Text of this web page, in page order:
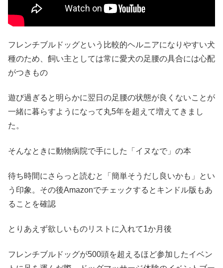
フレンチブルドッグという比較的ヘルニアになりやすい犬
種のため、飼い主としては常に愛犬の足腰の具合には心配
がつきもの
遊び過ぎると明らかに翌日の足腰の状態が良くないことが
一緒に暮らすようになって丸5年を超えて増えてきまし
た。
そんなときに動物病院で手にした「イヌなで」の本
待ち時間にさらっと読むと「簡単そうだし良いかも」とい
う印象。その後Amazonでチェックするとキンドル版もあ
ることを確認
とりあえず欲しいものリストに入れて1か月後
フレンチブルドッグが500頭を超えるほど参加したイベン